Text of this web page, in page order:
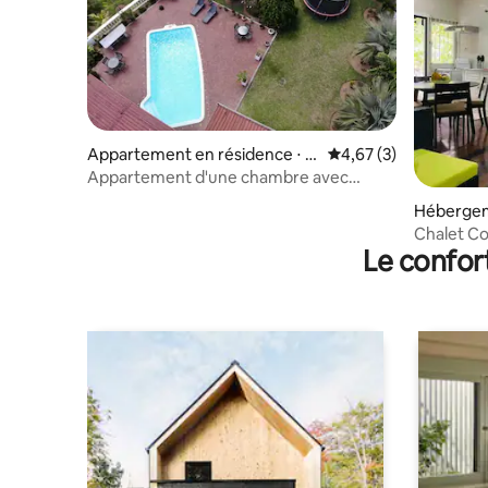
Appartement en résidence ⋅ Zi
g Zag Ward
Évaluation moyenne
4,67 (3)
Appartement d'une chambre avec
Chalet
maison
Le